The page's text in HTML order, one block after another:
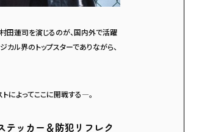
田蓮司を演じるのが、国内外で活躍
ル界のトップスターでありながら、
によってここに開戦する―。
テッカー＆防犯リフレク